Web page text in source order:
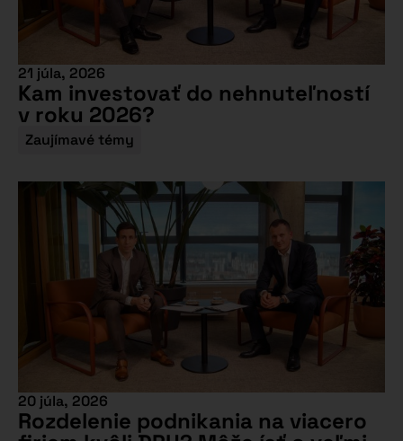
21 júla, 2026
Kam investovať do nehnuteľností
v roku 2026?
Zaujímavé témy
20 júla, 2026
Rozdelenie podnikania na viacero